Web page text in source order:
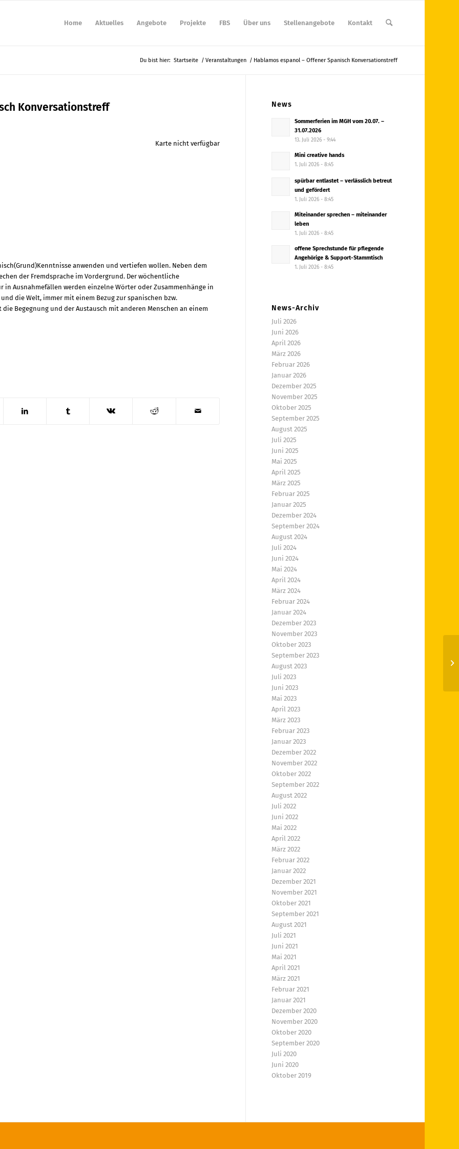
Home Aktuelles Angebote Projekte FBS Über uns Stellenangebote Kontakt
Du bist hier: Startseite / Veranstaltungen / Hablamos espanol – Offener Spanisch Konversationstreff
Konversationstreff
Karte nicht verfügbar
anwenden und vertiefen wollen. Neben dem
der Fremdsprache im Vordergrund. Der wöchentliche
Ausnahmefällen werden einzelne Wörter oder Zusammenhänge in
die Welt, immer mit einem Bezug zur spanischen bzw.
Begegnung und der Austausch mit anderen Menschen an einem
News
Sommerferien im MGH vom 20.07. –
31.07.2026
13. Juli 2026 - 9:44
Mini creative hands
1. Juli 2026 - 8:45
spürbar entlastet – verlässlich betreut
und gefördert
1. Juli 2026 - 8:45
Miteinander sprechen – miteinander
leben
1. Juli 2026 - 8:45
offene Sprechstunde für pflegende
Angehörige & Support-Stammtisch
1. Juli 2026 - 8:45
News-Archiv
Juli 2026
Juni 2026
April 2026
März 2026
Februar 2026
Januar 2026
Dezember 2025
November 2025
Oktober 2025
September 2025
August 2025
Juli 2025
Juni 2025
Mai 2025
April 2025
März 2025
Februar 2025
Januar 2025
Dezember 2024
September 2024
August 2024
Juli 2024
Juni 2024
Mai 2024
April 2024
März 2024
Februar 2024
Januar 2024
Dezember 2023
November 2023
Oktober 2023
September 2023
August 2023
Juli 2023
Juni 2023
Mai 2023
April 2023
März 2023
Februar 2023
Januar 2023
Dezember 2022
November 2022
Oktober 2022
September 2022
August 2022
Juli 2022
Juni 2022
Mai 2022
April 2022
März 2022
Februar 2022
Januar 2022
Dezember 2021
November 2021
Oktober 2021
September 2021
August 2021
Juli 2021
Juni 2021
Mai 2021
April 2021
März 2021
Februar 2021
Januar 2021
Dezember 2020
November 2020
Oktober 2020
September 2020
Juli 2020
Juni 2020
Oktober 2019